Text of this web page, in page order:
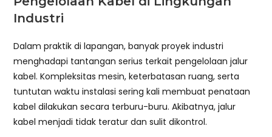
Industri
Dalam praktik di lapangan, banyak proyek industri
menghadapi tantangan serius terkait pengelolaan jalur
kabel. Kompleksitas mesin, keterbatasan ruang, serta
tuntutan waktu instalasi sering kali membuat penataan
kabel dilakukan secara terburu-buru. Akibatnya, jalur
kabel menjadi tidak teratur dan sulit dikontrol.